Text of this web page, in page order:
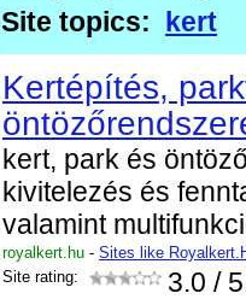
Site topics:
kert
Kertépítés,
kert, park és
kivitelezés és
valamint
royalkert.hu - Sites like
Site rating:
3.0 /